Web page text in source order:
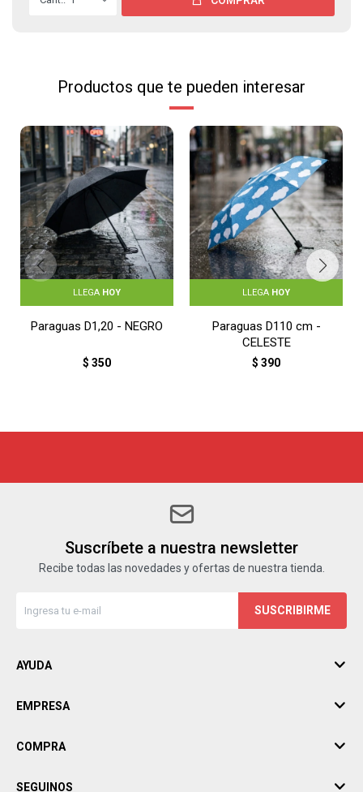
Productos que te pueden interesar
LLEGA HOY
Paraguas D1,20 - NEGRO
$ 350
LLEGA HOY
Paraguas D110 cm -
CELESTE
$ 390
Suscríbete a nuestra newsletter
Recibe todas las novedades y ofertas de nuestra tienda.
SUSCRIBIRME
AYUDA
EMPRESA
COMPRA
SEGUINOS